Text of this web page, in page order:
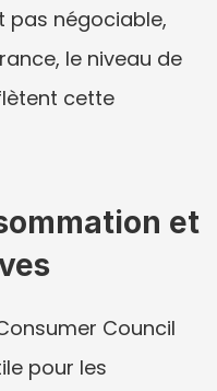
pas négociable,
le niveau de
cette
et
Council
pour les